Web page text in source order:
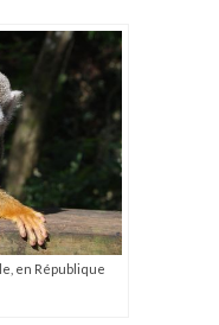
en République